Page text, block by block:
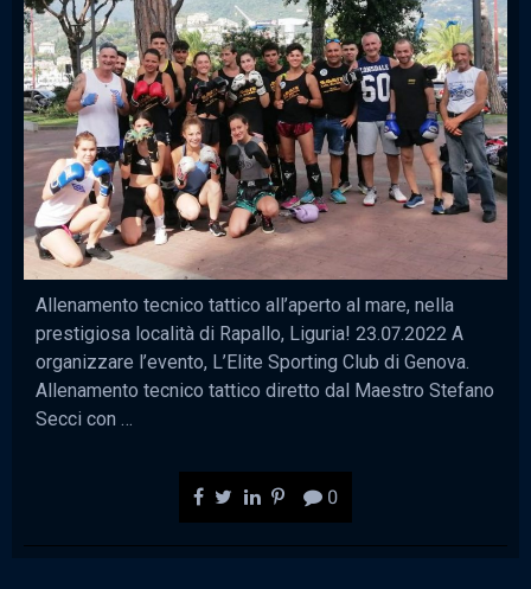
Allenamento tecnico tattico all’aperto al mare, nella
prestigiosa località di Rapallo, Liguria! 23.07.2022 A
organizzare l’evento, L’Elite Sporting Club di Genova.
Allenamento tecnico tattico diretto dal Maestro Stefano
Secci con …
0